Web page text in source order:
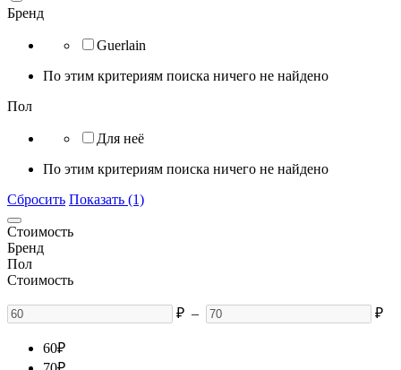
Бренд
Guerlain
По этим критериям поиска ничего не найдено
Пол
Для неё
По этим критериям поиска ничего не найдено
Сбросить Показать (1)
Стоимость
Бренд
Пол
Стоимость
₽ – ₽
60₽